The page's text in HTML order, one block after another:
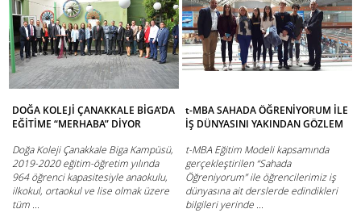
DOĞA KOLEJİ ÇANAKKALE BİGA’DA
EĞİTİME “MERHABA” DİYOR
Doğa Koleji Çanakkale Biga Kampüsü,
2019-2020 eğitim-öğretim yılında
964 öğrenci kapasitesiyle anaokulu,
ilkokul, ortaokul ve lise olmak üzere
tüm ...
t-MBA SAHADA ÖĞRENİYORUM İLE
İŞ DÜNYASINI YAKINDAN GÖZLEM
t-MBA Eğitim Modeli kapsamında
gerçekleştirilen “Sahada
Öğreniyorum” ile öğrencilerimiz iş
dünyasına ait derslerde edindikleri
bilgileri yerinde ...